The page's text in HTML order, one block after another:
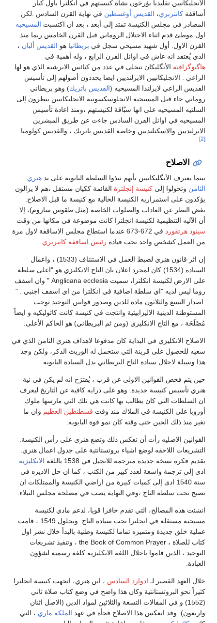
الأنجليكانيين تقليديا يؤرخون نشأة كنيستهم في انكلترا بأول كبار
أساقفة كانتربري، القديس أوغسطين في نهاية القرن السادس .لكن
المصادر في مجلس الكنيسة تمتد إلى أبعد ، بعد ان اكتسبت المسيحيه
اول موطئ قدم اثناء الاحتلال الروماني قبل القرن الخامس ربما منذ
القرن الاول. أول شهيد مسيحي سجل في بريطانيا هو القديس ألبان ،
الذي يُعتقد انه عاش في اوائل القرن الرابع ، وله أهمية في
هاگيوگرافية الأنگليكان تتجلى في عدد من كنائس الابرشيه الذي هو لها
الراعي . الانجليكانيين الايرلنديين ايضا يحددون أصولهم إلى تأسيس
القديس الراعي لايرلندا المسيحيه (القديس باتريك) وهو بريطاني
روماني جاء قبل المسيحيه الانجلوسكسونية.الانجليكانيين ينظرون إلى
السلتيه المسيحيه على انها سبّاقة لكنيستهم ،ومنذ اعادة تأسيس
المسيحيه في اوائل القرن السادس جاءت عن طريق المبشرين
الايرلنديين والاسكتلنديين وخاصة القديس باتريك ، والقديس كولومبا.
[2]
الاصلاح
بينما يعترف الأنگليكانيين بأنهم نبذوا السلطة البابوية على يد هنري
الثامن وتحولوا إلى كنيسة إنجلترة القائمة ككيان مستقل ،هم لا يزالون
يؤكدون على استمراريه الكنيسة الحالية مع كنيسة ما قبل الاصلاح.
بغض النظر عن العادات والصلوات الخاصة (مثل طقوس ساروم)، إلا
أن الآليه التنظيمية لكنيسة انجلترا كانت موضوعة في مكانها من وقت
سينود هرتفورد
في 672-673 عندما استطاع مجلس الاساقفة لاول مرة
من العمل كشخص واحد تحت قيادة رئيس اساقفة كانتربري
إن اثر قانون هنري لضبط العمل في الاستئناف (1533) ، واعمال
السياده (1534) كان لمجرد اعلان بان التاج الانكليزي هو "اعلى سلطة
على الارض لكنيسة انكلترا، سميت Anglicana ecclesia " وان اسقف
روما ليس لديه "اي سلطة اضافية في انكلترا من اي اسقف اجنبي . "
.اصدار التسع والثلاثون مادة للدين وصدور قوانين التوحيد توجت
المستوطنة الدينية الاليزابيثية وانتجت في كنيسة كانت كاثوليكيه و ايضاً
مُصْلَحَة ، مع التاج الانكليزي (ومن ثم البريطاني) هو الحاكم الأعلى.
الاصلاح الانكليزي في البداية كان مدفوعا لاهداف هنري الثامن الذي في
سعيه للحصول على قرينة التي ستحمل له الوريث الذكر، ولكن وجد
هذا وسيلة لاحلال سيادة التاج البريطاني بدل السيادة البابويه.
حين يتم فحص القوانين الاولى عن قرب ، يُقترَح انه لم يكن في نية
هنري تأسيس كنيسة جديدة. وهو على درايه كافية عن التاريخ ليعرف
ان السلطات التي كان يطالب بها كانت هي تلك التي مارسها ملوك
أوروبا على الكنيسة في الملاك منذ وقت قسطنطين العظيم وان ما
تغير منذ ذلك الحين حتى وقته كان نمو قوة البابويه.
القوانين الاصليه رأت أن تعكس ذلك وتضع هنري على رأس الكنيسة.
التشريعات اللاحقه لوضع اشياء بروتستانتية على جدول اعمال هنري.
تقديم فكرة نسخة جديدة مترجمة للانجيل في 1538 باللغة
الانكليزية
ادى إلى ترجمة واسعة لعدد كبير من الكتب ، كما ان حل الاديره في
سنة 1540 ادى إلى كميات كبيرة من اراضي الكنيسة والممتلكات ان
تصبح تحت سلطة التاج ،وفي النهاية يصب في مصلحة مجلس النبلاء.
انشئت هذه المصالح، التي تقدم حافزا قويا، لدعم مادي لكنيسة
مسيحية مستقلة في انجلترا تحت سيادة التاج. وبحلول 1549 ، قامت
عملية خلق جديدة ومتميزه تماما لكنيسة وطنية بالبدأ خلال نشر اول
كتاب للصلاة ، the Book of Common Prayer ، وتنفيذ تشريعات
التوحيد ، الذين قاموا باحلال اللغة الانكليزيه كلغة رسمية لشؤون
العبادة.
خلال العهد القصير لـ ادوارد السادس ، ابن هنري، اتجهت كنيسة انجلترا
كثيراً نحو البروتستانتية وكان هذا واضح في وضع كتاب صلاة ثاني
(1552) و في المقالات التسعة والثلاثين لمواد الدين (الاصل اثنان
واربعون). وقد انعكس هذا الاصلاح فجأة في عهد الملكه ماري ، التي